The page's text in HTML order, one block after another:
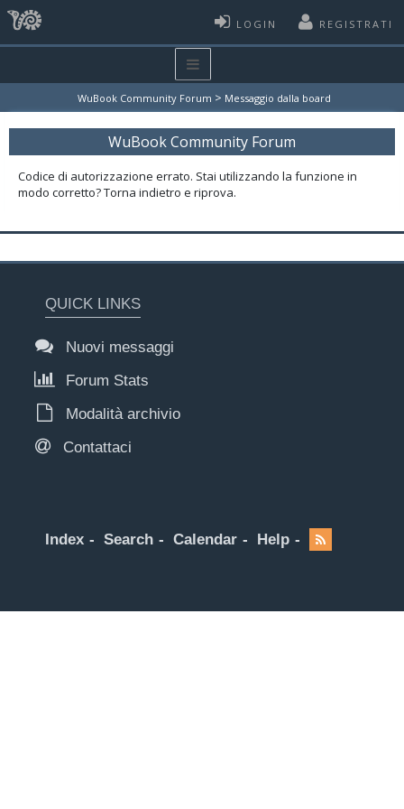
LOGIN REGISTRATI
WuBook Community Forum > Messaggio dalla board
WuBook Community Forum
Codice di autorizzazione errato. Stai utilizzando la funzione in
modo corretto? Torna indietro e riprova.
QUICK LINKS
Nuovi messaggi
Forum Stats
Modalità archivio
Contattaci
Index Search Calendar Help